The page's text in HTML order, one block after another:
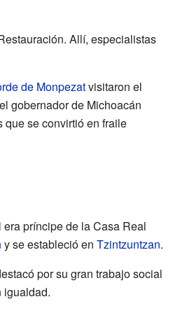
Allí, especialistas
de Monpezatvisitaron el
gobernador de Michoacán
que se convirtió en fraile
príncipe de la Casa Real
y se estableció en Tzintzuntzan.
por su gran trabajo social
igualdad.